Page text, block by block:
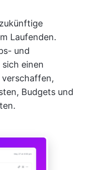
Laufenden.
und
einen
verschaffen,
Budgets und